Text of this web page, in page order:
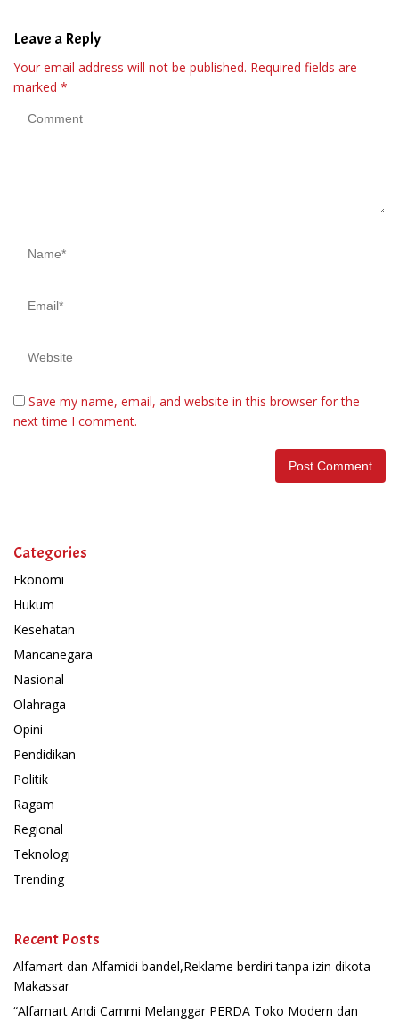
Leave a Reply
Your email address will not be published. Required fields are
marked *
Save my name, email, and website in this browser for the
next time I comment.
Categories
Ekonomi
Hukum
Kesehatan
Mancanegara
Nasional
Olahraga
Opini
Pendidikan
Politik
Ragam
Regional
Teknologi
Trending
Recent Posts
Alfamart dan Alfamidi bandel,Reklame berdiri tanpa izin dikota
Makassar
“Alfamart Andi Cammi Melanggar PERDA Toko Modern dan